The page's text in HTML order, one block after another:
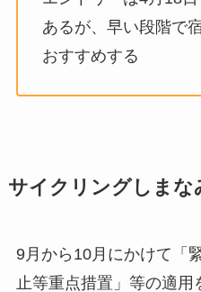
あるが、早い段階で
おすすめする
サイクリングしまな
9月から10月にかけて「
止等重点措置」等の適